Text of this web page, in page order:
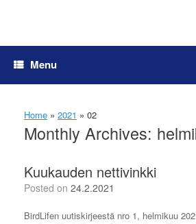
Menu
Home » 2021 » 02
Monthly Archives:
Kuukauden nettivinkki
Posted on 24.2.2021
BirdLifen uutiskirjeestä nro 1, helmikuu